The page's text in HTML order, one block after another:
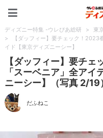
ディズニー特集 -ウレぴあ総研 > 東
>
【ダッフィー】要チェック！
イド【東京ディズニーシー】
【ダッフィー】要チ
「スーベニア」全ア
ニーシー】（写真 2/19
だふねこ